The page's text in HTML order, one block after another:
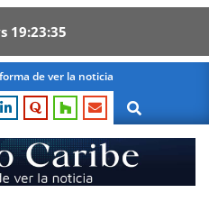
19 23 35
de ver la noticia
Search